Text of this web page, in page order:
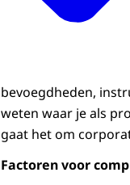
bevoegdheden,
weten waar je als
gaat het om
Factoren voor